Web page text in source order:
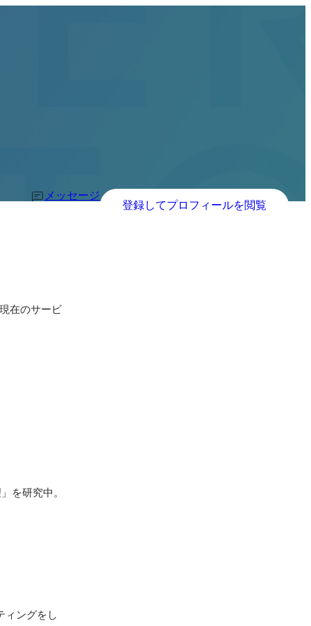
メッセージ
登録してプロフィールを閲覧
在のサービ
を研究中。
ィングをし